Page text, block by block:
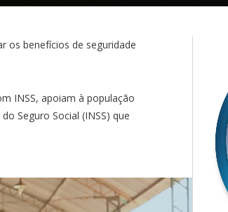
os benefícios de seguridade
INSS, apoiam à população
Seguro Social (INSS) que